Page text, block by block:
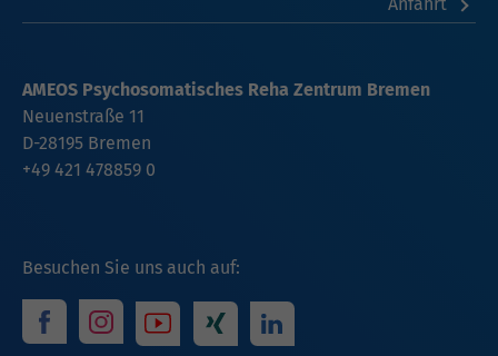
Besuchen Sie uns auch auf:
AMEOS Psychosomatisches Reha Zentrum Bremen
Neuenstraße 11
D-28195 Bremen
+49 421 478859 0